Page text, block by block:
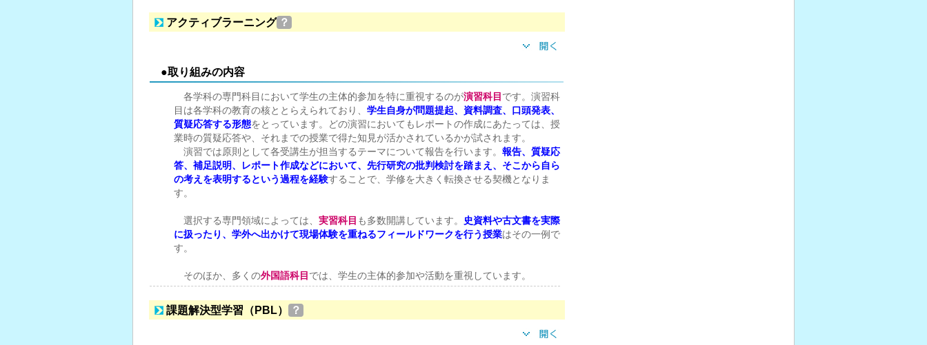
アクティブラーニング ？
●取り組みの内容
各学科の専門科目において学生の主体的参加を特に重視するのが演習科目 です。演習科
目は各学科の教育の核ととらえられており、 学生自身が問題提起、資料調査、口頭発表、
質疑応答する形態をとっています。どの演習においてもレポートの作成にあたっては、授
業時の質疑応答や、それまでの授業で得た知見が活かされているかが試されます。
演習では原則として各受講生が担当するテーマについて報告を行います。 報告、質疑応
答、補足説明、レポート作成などにおいて、先行研究の批判検討を踏まえ、そこから自ら
の考えを表明するという過程を経験することで、学修を大きく転換させる契機となりま
す。
選択する専門領域によっては、 実習科目 も多数開講しています。
史資料や古文書を実際
に扱ったり、学外へ出かけて現場体験を重ねるフィールドワークを行う授業はその一例で
す。
そのほか、多くの外国語科目 では、学生の主体的参加や活動を重視しています。
課題解決型学習（PBL） ？